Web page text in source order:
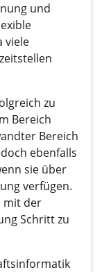
und
viele
zu
Bereich
Bereich
ebenfalls
sie über
verfügen.
mit der
Schritt zu